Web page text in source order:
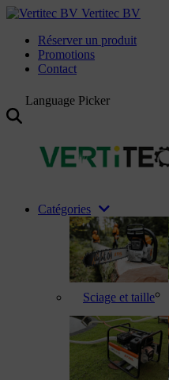
Vertitec BV
Réserver un produit
Promotions
Contact
Language Picker
Catégories
Sciage et taille